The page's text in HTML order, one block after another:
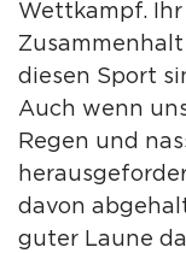
Wettkampf.
diesen Sport
Auch wenn
Regen und
davon
guter Laune